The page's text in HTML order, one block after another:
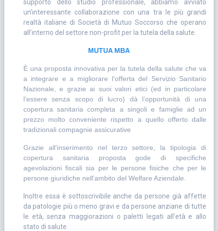
supporto dello studio professionale, abbiamo avviato
un’interessante collaborazione con una tra le più grandi
realtà italiane di Società di Mutuo Soccorso che operano
all’interno del settore non-profit per la tutela della salute.
MUTUA MBA
È una proposta innovativa per la tutela della salute che va
a integrare e a migliorare l’offerta del Servizio Sanitario
Nazionale, e grazie ai suoi valori etici (ed in particolare
l’essere senza scopo di lucro) dà l’opportunità di una
copertura sanitaria completa a singoli e famiglie ad un
prezzo molto conveniente rispetto a quello offerto dalle
tradizionali compagnie assicurative
Grazie all’inserimento nel terzo settore, la tipologia di
copertura sanitaria proposta gode di specifiche
agevolazioni fiscali sia per le persone fisiche che per le
persone giuridiche nell’ambito del Welfare Aziendale.
Inoltre essa è sottoscrivibile anche da persone già affette
da patologie più o meno gravi e da persone anziane di tutte
le età, senza maggiorazioni o paletti legati all’età e allo
stato di salute.